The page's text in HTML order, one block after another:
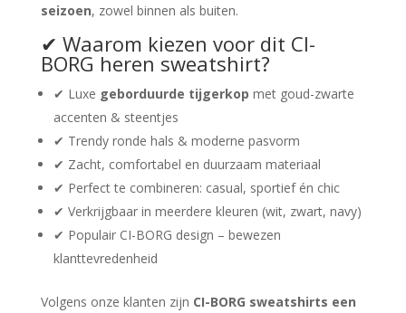
seizoen, zowel binnen als buiten.
✔ Waarom kiezen voor dit CI-
BORG heren sweatshirt?
✔ Luxe geborduurde tijgerkop met goud-zwarte
accenten & steentjes
✔ Trendy ronde hals & moderne pasvorm
✔ Zacht, comfortabel en duurzaam materiaal
✔ Perfect te combineren: casual, sportief én chic
✔ Verkrijgbaar in meerdere kleuren (wit, zwart, navy)
✔ Populair CI-BORG design – bewezen
klanttevredenheid
Volgens onze klanten zijn CI-BORG sweatshirts een